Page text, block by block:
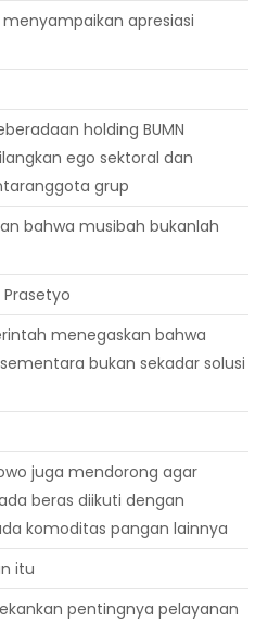
menyampaikan apresiasi
holding BUMN
ego sektoral dan
grup
bahwa musibah bukanlah
Prasetyo
menegaskan bahwa
bukan sekadar solusi
juga mendorong agar
beras diikuti dengan
komoditas pangan lainnya
itu
pentingnya pelayanan